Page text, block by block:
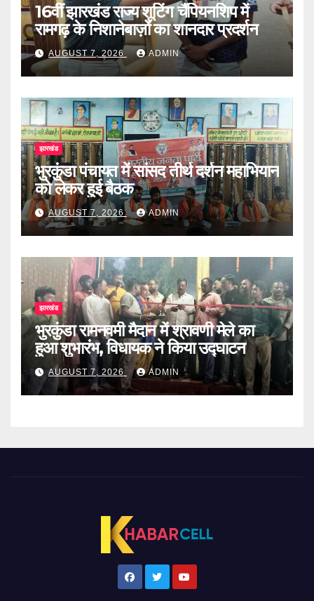
16वीं झारखंड राज्य शूटिंग चैंपियनशिप में
रामगढ़ के निशानेबाज़ों का शानदार प्रदर्शन
AUGUST 7, 2026 ADMIN
झारखंड
भुरकुंडा पंचायत में सांसद तीर्थ दर्शन महाभियान
को लेकर हुई बैठक
AUGUST 7, 2026 ADMIN
झारखंड
भुरकुंडा रामनवमी मैदान में श्रावणी मेले का
हुआ शुभारंभ, विधायक ने किया उद्घाटन
AUGUST 7, 2026 ADMIN